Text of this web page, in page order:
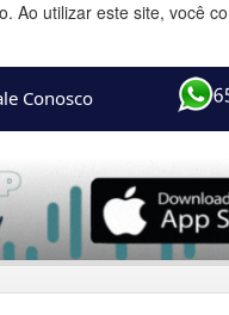
Ao utilizar este site, você
Conosco